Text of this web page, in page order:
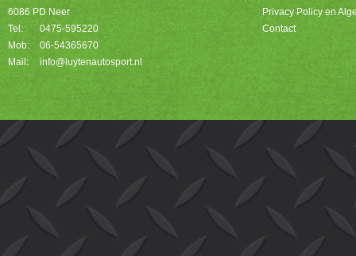
6086 PD Neer
Tel:
0475-595220
Mob:
06-54365670
Mail:
info@luytenautosport.nl
Privacy Policy en
Contact